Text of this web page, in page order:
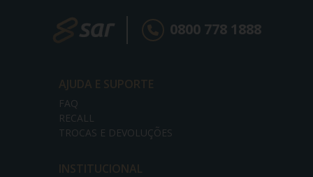
0800 778 1888
AJUDA E SUPORTE
FAQ
RECALL
TROCAS E DEVOLUÇÕES
INSTITUCIONAL